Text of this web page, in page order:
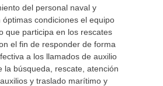
del personal naval y
óptimas condiciones el equipo
que participa en los rescates
el fin de responder de forma
a los llamados de auxilio
la búsqueda, rescate, atención
y traslado marítimo y